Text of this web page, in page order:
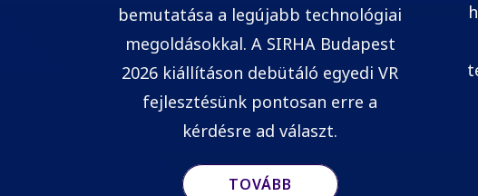
bemutatása a legújabb technológiai
megoldásokkal. A SIRHA Budapest
2026 kiállításon debütáló egyedi VR
fejlesztésünk pontosan erre a
kérdésre ad választ.
TOVÁBB